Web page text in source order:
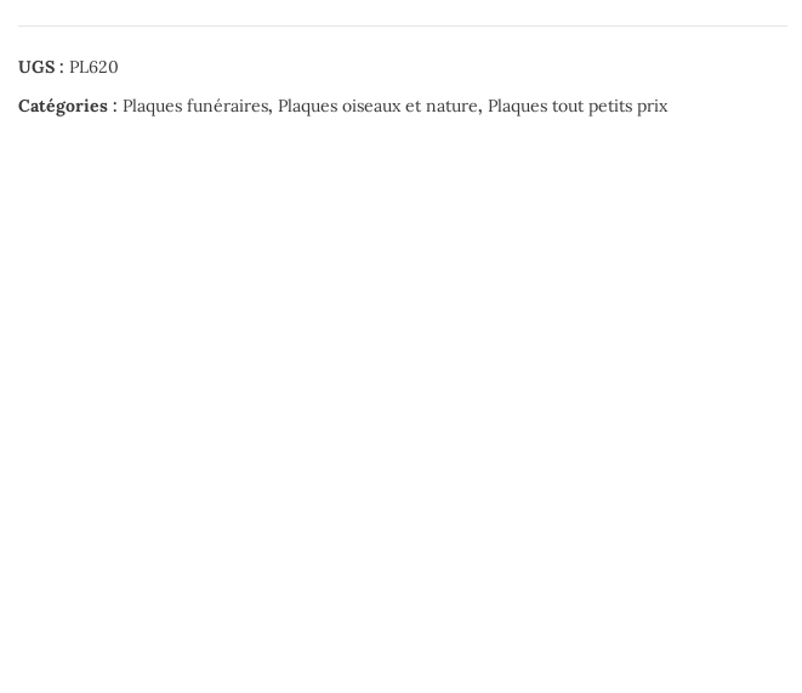
granit
KG-
UGS :PL620
Catégories :Plaques funéraires,Plaques oiseaux et nature,Plaques tout petits prix